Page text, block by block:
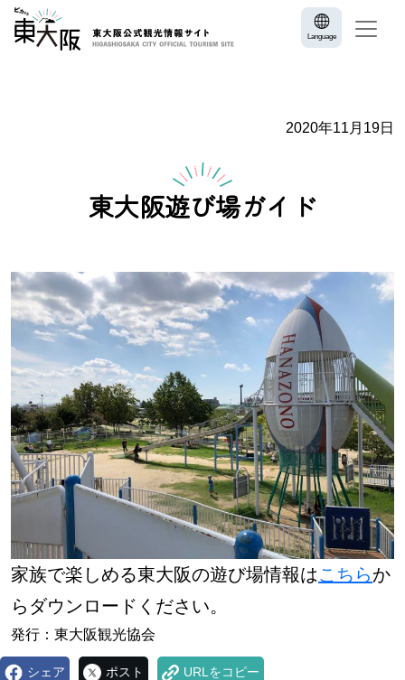
Language
2020年11月19日
東大阪遊び場ガイド
家族で楽しめる東大阪の遊び場情報はこちらか
らダウンロードください。
発行：東大阪観光協会
シェア ポスト URLをコピー